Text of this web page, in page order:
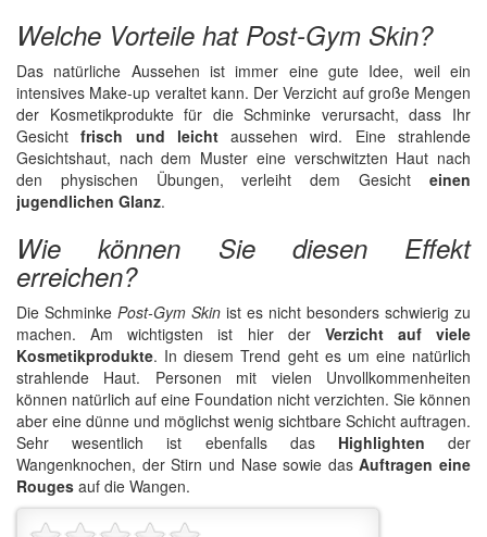
Welche Vorteile hat Post-Gym Skin?
Das natürliche Aussehen ist immer eine gute Idee, weil ein
intensives Make-up veraltet kann. Der Verzicht auf große Mengen
der Kosmetikprodukte für die Schminke verursacht, dass Ihr
Gesichtfrisch und leichtaussehen wird. Eine strahlende
Gesichtshaut, nach dem Muster eine verschwitzten Haut nach
den physischen Übungen, verleiht dem Gesicht einen
jugendlichen Glanz.
Wie können Sie diesen Effekt
erreichen?
Die Schminke Post-Gym Skin ist es nicht besonders schwierig zu
machen. Am wichtigsten ist hier derVerzicht auf viele
Kosmetikprodukte. In diesem Trend geht es um eine natürlich
strahlende Haut. Personen mit vielen Unvollkommenheiten
können natürlich auf eine Foundation nicht verzichten. Sie können
aber eine dünne und möglichst wenig sichtbare Schicht auftragen.
Sehr wesentlich ist ebenfalls das Highlighten der
Wangenknochen, der Stirn und Nase sowie dasAuftragen eine
Rouges auf die Wangen.